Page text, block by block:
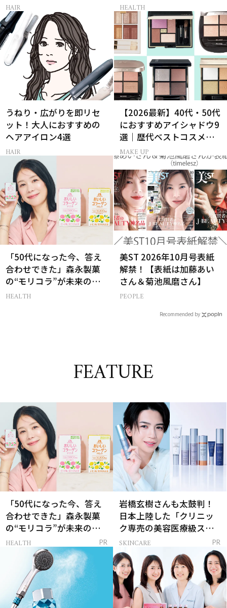
から選ぶベスコス受賞コ
スメ
HAIR 師監修】
HEALTH
うねり・広がりを即リセ
ット！大人におすすめの
ヘアアイロン4選
HAIR
【2026最新】40代・50代
におすすめアイシャドウ9
選｜歴代ベストコスメ受
賞まとめ
MAKE UP
「50代になった今、答え
合わせできた」森永製菓
の“モリコラ”が未来のキ
レイを連れてくる！
HEALTH
美ST 2026年10月号表紙
解禁！【表紙は加藤あい
さん＆菊池風磨さん】
PEOPLE
Recommended by
FEATURE
「50代になった今、答え
合わせできた」森永製菓
の“モリコラ”が未来のキ
レイを連れてくる！
HEALTH PR
岩橋玄樹さんも太鼓判！
日本上陸した「クリニッ
ク専売の美容医療級スキ
ンケア」
SKINCARE PR